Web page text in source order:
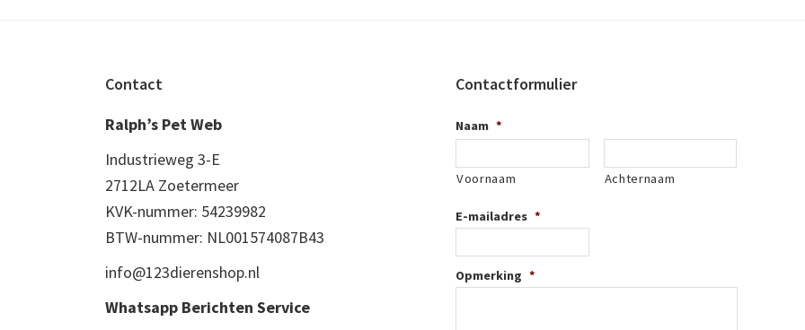
Contact
Ralph’s Pet Web
Industrieweg 3-E
2712LA Zoetermeer
KVK-nummer: 54239982
BTW-nummer: NL001574087B43
info@123dierenshop.nl
Whatsapp Berichten Service
Contactformulier
Naam *
Voornaam Achternaam
E-mailadres *
Opmerking *